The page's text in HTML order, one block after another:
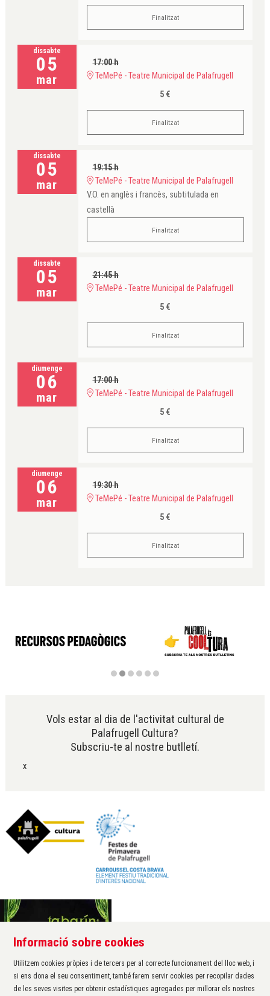
Finalitzat
dissabte
05
mar
17:00 h
TeMePé - Teatre Municipal de Palafrugell
5 €
Finalitzat
dissabte
05
mar
19:15 h
TeMePé - Teatre Municipal de Palafrugell
V.O. en anglès i francès, subtitulada en
castellà
Finalitzat
dissabte
05
mar
21:45 h
TeMePé - Teatre Municipal de Palafrugell
5 €
Finalitzat
diumenge
06
mar
17:00 h
TeMePé - Teatre Municipal de Palafrugell
5 €
Finalitzat
diumenge
06
mar
19:30 h
TeMePé - Teatre Municipal de Palafrugell
5 €
Finalitzat
Vols estar al dia de l'activitat cultural de
Palafrugell Cultura?
Subscriu-te al nostre butlletí.
x
Àrea de cultura de l'Ajuntament de Palafrugell
Carrer Santa Margarida, 1
17200 Palafrugell
972 611 172 ·
cultura@palafrugell.cat
Informació sobre cookies
Utilitzem cookies pròpies i de tercers per al correcte funcionament del lloc web, i
si ens dona el seu consentiment, també farem servir cookies per recopilar dades
de les seves visites per obtenir estadístiques agregades per millorar els nostres